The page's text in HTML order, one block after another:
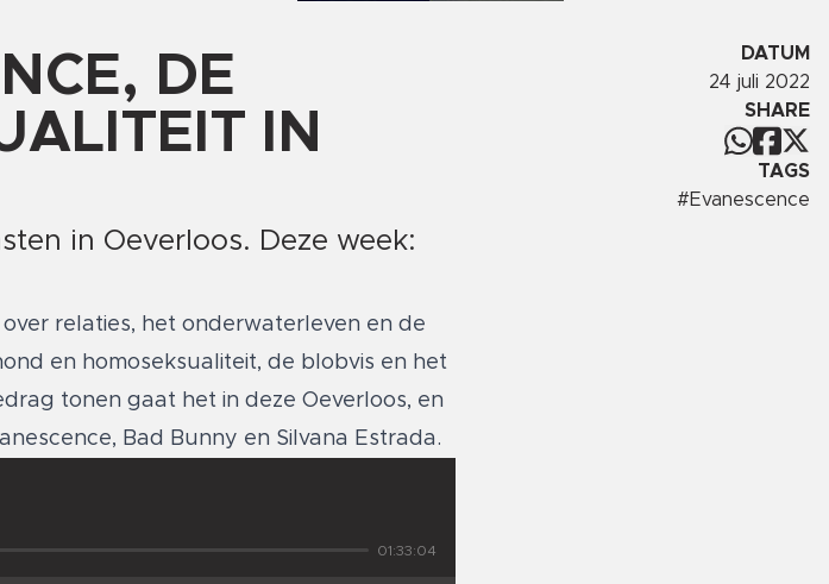
DE
IN
in Oeverloos. Deze week:
relaties, het onderwaterleven en de
en homoseksualiteit, de blobvis en het
tonen gaat het in deze Oeverloos, en
Bad Bunny en Silvana Estrada.
01:33:04
DATUM
24 juli 2022
SHARE
TAGS
#Evanescence